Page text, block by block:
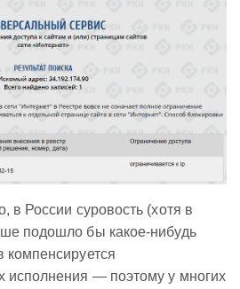
в России суровость (хотя в
подошло бы какое-нибудь
компенсируется
исполнения — поэтому у многих